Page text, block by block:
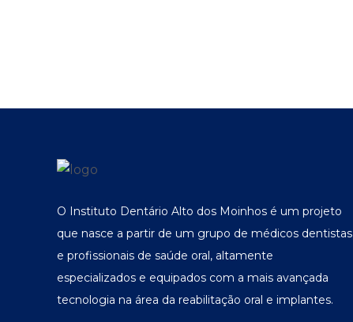
O Instituto Dentário Alto dos Moinhos é um projeto
que nasce a partir de um grupo de médicos dentistas
e profissionais de saúde oral, altamente
especializados e equipados com a mais avançada
tecnologia na área da reabilitação oral e implantes.